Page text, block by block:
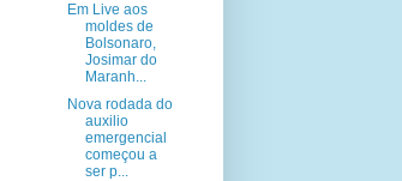
Em Live aos
moldes de
Bolsonaro,
Josimar do
Maranh...
Nova rodada do
auxilio
emergencial
começou a
ser p...